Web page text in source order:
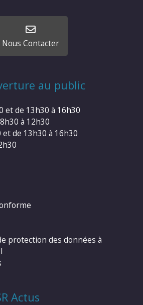
Nous Contacter
au public
et de 13h30 à 16h30
à 12h30
et de 13h30 à 16h30
protection des données à
Actus